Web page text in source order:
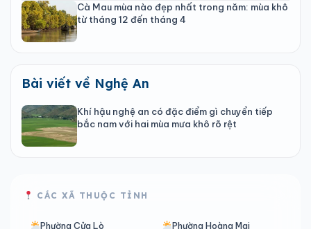
Cà Mau mùa nào đẹp nhất trong năm: mùa khô
từ tháng 12 đến tháng 4
Bài viết về Nghệ An
Khí hậu nghệ an có đặc điểm gì chuyển tiếp
bắc nam với hai mùa mưa khô rõ rệt
CÁC XÃ THUỘC TỈNH
Phường Cửa Lò Phường Hoàng Mai